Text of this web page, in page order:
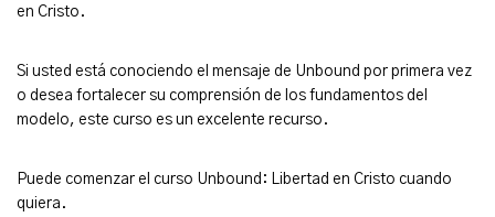
en Cristo.
Si usted está conociendo el mensaje de Unbound por primera vez
o desea fortalecer su comprensión de los fundamentos del
modelo, este curso es un excelente recurso.
Puede comenzar el curso Unbound: Libertad en Cristo cuando
quiera.